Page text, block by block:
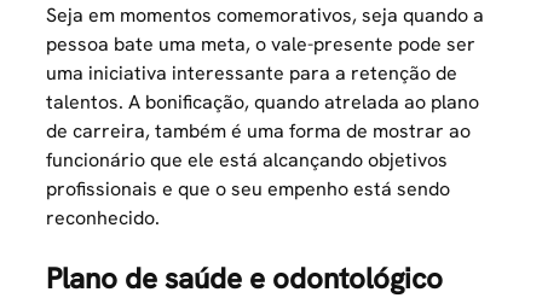
Seja em momentos comemorativos, seja quando a
pessoa bate uma meta, ovale-presente pode ser
uma iniciativa interessante para a retenção de
talentos. A bonificação, quando atrelada ao plano
de carreira, também é uma forma de mostrar ao
funcionário que ele está alcançando objetivos
profissionais e que o seu empenho está sendo
reconhecido.
Plano de saúde e odontológico